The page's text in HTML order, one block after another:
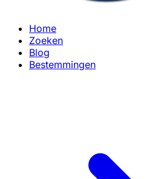
Home
Zoeken
Blog
Bestemmingen